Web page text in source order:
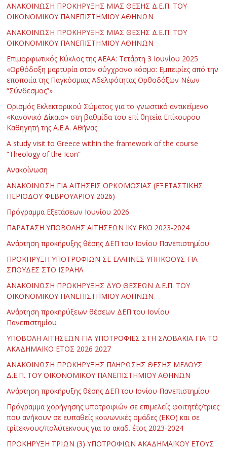
ΑΝΑΚΟΙΝΩΣΗ ΠΡΟΚΗΡΥΞΗΣ ΜΙΑΣ ΘΕΣΗΣ Δ.Ε.Π. ΤΟΥ
ΟΙΚΟΝΟΜΙΚΟΥ ΠΑΝΕΠΙΣΤΗΜΙΟΥ ΑΘΗΝΩΝ
ΑΝΑΚΟΙΝΩΣΗ ΠΡΟΚΗΡΥΞΗΣ ΜΙΑΣ ΘΕΣΗΣ Δ.Ε.Π. ΤΟΥ
ΟΙΚΟΝΟΜΙΚΟΥ ΠΑΝΕΠΙΣΤΗΜΙΟΥ ΑΘΗΝΩΝ
Επιμορφωτικός Κύκλος της ΑΕΑΑ: Τετάρτη 3 Ιουνίου 2025
«Ορθόδοξη μαρτυρία στον σύγχρονο κόσμο: Εμπειρίες από την
εποποιία της Παγκόσμιας Αδελφότητας Ορθοδόξων Νέων
“Σύνδεσμος”»
Ορισμός Εκλεκτορικού Σώματος για το γνωστικό αντικείμενο
«Κανονικό Δίκαιο» στη βαθμίδα του επί θητεία Επίκουρου
Καθηγητή της Α.Ε.Α. Αθήνας
Α study visit to Greece within the framework of the course
“Theology of the Icon”
Ανακοίνωση
ΑΝΑΚΟΙΝΩΣΗ ΓΙΑ ΑΙΤΗΣΕΙΣ ΟΡΚΩΜΟΣΙΑΣ (ΕΞΕΤΑΣΤΙΚΗΣ
ΠΕΡΙΟΔΟΥ ΦΕΒΡΟΥΑΡΙΟΥ 2026)
Πρόγραμμα Εξετάσεων Ιουνίου 2026
ΠΑΡΑΤΑΣΗ ΥΠΟΒΟΛΗΣ ΑΙΤΗΣΕΩΝ ΙΚΥ ΕΚΟ 2023-2024
Ανάρτηση προκήρυξης θέσης ΔΕΠ του Ιονίου Πανεπιστημίου
ΠΡΟΚΗΡΥΞΗ ΥΠΟΤΡΟΦΙΩΝ ΣΕ ΕΛΛΗΝΕΣ ΥΠΗΚΟΟΥΣ ΓΙΑ
ΣΠΟΥΔΕΣ ΣΤΟ ΙΣΡΑΗΛ
ΑΝΑΚΟΙΝΩΣΗ ΠΡΟΚΗΡΥΞΗΣ ΔΥΟ ΘΕΣΕΩΝ Δ.Ε.Π. ΤΟΥ
ΟΙΚΟΝΟΜΙΚΟΥ ΠΑΝΕΠΙΣΤΗΜΙΟΥ ΑΘΗΝΩΝ
Ανάρτηση προκηρύξεων θέσεων ΔΕΠ του Ιονίου
Πανεπιστημίου
ΥΠΟΒΟΛΗ ΑΙΤΗΣΕΩΝ ΓΙΑ ΥΠΟΤΡΟΦΙΕΣ ΣΤΗ ΣΛΟΒΑΚΙΑ ΓΙΑ ΤΟ
ΑΚΑΔΗΜΑΪΚΟ ΕΤΟΣ 2026 2027
ΑΝΑΚΟΙΝΩΣΗ ΠΡΟΚΗΡΥΞΗΣ ΠΛΗΡΩΣΗΣ ΘΕΣΗΣ ΜΕΛΟΥΣ
Δ.Ε.Π. ΤΟΥ ΟΙΚΟΝΟΜΙΚΟΥ ΠΑΝΕΠΙΣΤΗΜΙΟΥ ΑΘΗΝΩΝ
Ανάρτηση προκήρυξης θέσης ΔΕΠ του Ιονίου Πανεπιστημίου
Πρόγραμμα χορήγησης υποτροφιών σε επιμελείς φοιτητές/τριες
που ανήκουν σε ευπαθείς κοινωνικές ομάδες (ΕΚΟ) και σε
τρίτεκνους/πολύτεκνους για το ακαδ. έτος 2023-2024
ΠΡΟΚΗΡΥΞΗ ΤΡΙΩΝ (3) ΥΠΟΤΡΟΦΙΩΝ ΑΚΑΔΗΜΑΪΚΟΥ ΕΤΟΥΣ